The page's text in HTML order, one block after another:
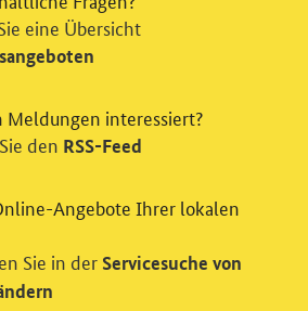
Tracking und / oder
Stelle um Ihre Einwilligung für
unserer Webseite: Wir
eine Übersicht
interessiert?
den RSS-Feed
Angebote Ihrer lokalen
Sie in der Servicesuche von